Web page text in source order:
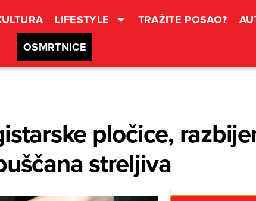
LIFESTYLE TRAŽITE POSAO?
OSMRTNICE
pločice,
streljiva